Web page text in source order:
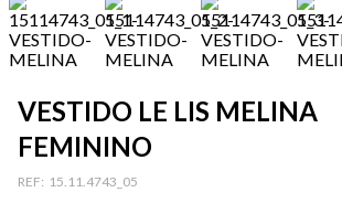
VESTIDO LE LIS MELINA
FEMININO
: 15.11.4743_05